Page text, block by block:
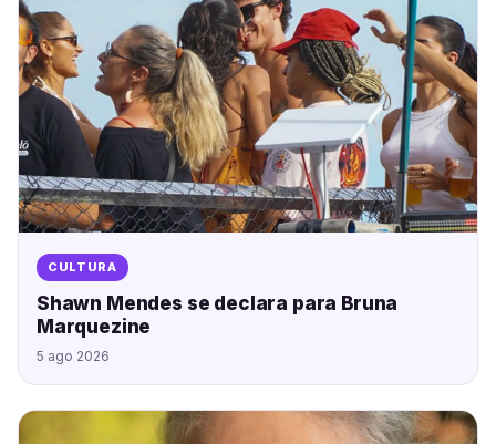
CULTURA
Shawn Mendes se declara para Bruna
Marquezine
5 ago 2026